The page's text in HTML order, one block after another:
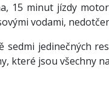
15 minut jízdy
vodami,
sedmi jedinečných
které jsou všechny